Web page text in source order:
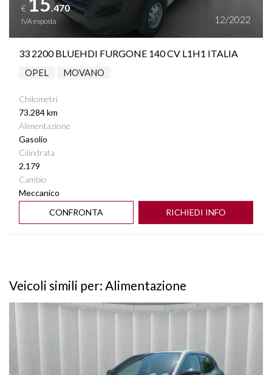
€ .470
IVA esposta 12/2022
33 2200 BLUEHDI FURGONE 140 CV L1H1 ITALIA
OPEL MOVANO
Chilometri
73.284 km
Alimentazione
Gasolio
Cilindrata
2.179
Cambio
Meccanico
CONFRONTA
RICHIEDI INFO
Veicoli simili per: Alimentazione
Vedi dettagli